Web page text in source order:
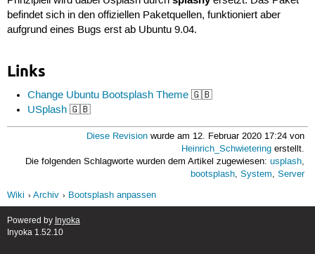
befindet sich in den offiziellen Paketquellen, funktioniert aber
aufgrund eines Bugs erst ab Ubuntu 9.04.
Links
Change Ubuntu Bootsplash Theme 🇬🇧
USplash 🇬🇧
Diese Revision wurde am 12. Februar 2020 17:24 von
Heinrich_Schwietering erstellt.
Die folgenden Schlagworte wurden dem Artikel zugewiesen:usplash,
bootsplash,System,Server
Wiki
Archiv Bootsplash anpassen
Powered by Inyoka
Inyoka 1.52.10